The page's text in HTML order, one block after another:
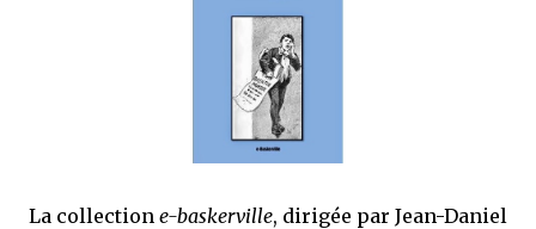
que Thomas connaissait et appréciait Olivier. Marlowe découvre une ville qu’il
ne connaissait pas, habitée par la méfiance, la peur et le rigorisme de la Ligue,
une ville pleine de mystères et de vieilles rancœurs. La Dame d...
La collection e-baskerville, dirigée par Jean-Daniel